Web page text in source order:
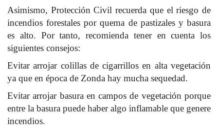
Asimismo, Protección Civil recuerda que el riesgo de
incendios forestales por quema de pastizales y basura
es alto. Por tanto, recomienda tener en cuenta los
siguientes consejos:
Evitar arrojar colillas de cigarrillos en alta vegetación
ya que en época de Zonda hay mucha sequedad.
Evitar arrojar basura en campos de vegetación porque
entre la basura puede haber algo inflamable que genere
incendios.